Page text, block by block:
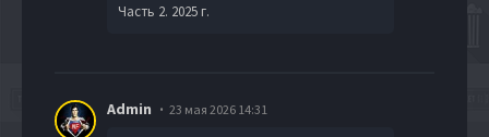
Часть 2. 2025 г.
Admin 23 мая 2026 14:31